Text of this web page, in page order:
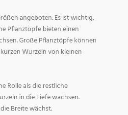
angeboten. Es ist wichtig,
Pflanztöpfe bieten einen
Große Pflanztöpfe können
Wurzeln von kleinen
Rolle als die restliche
in die Tiefe wachsen.
Breite wächst.